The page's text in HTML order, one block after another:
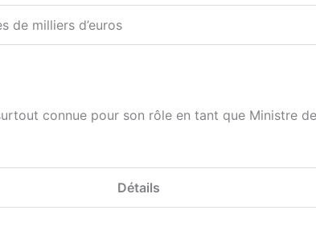
de milliers d’euros
connue pour son rôle en tant que Ministre
Détails